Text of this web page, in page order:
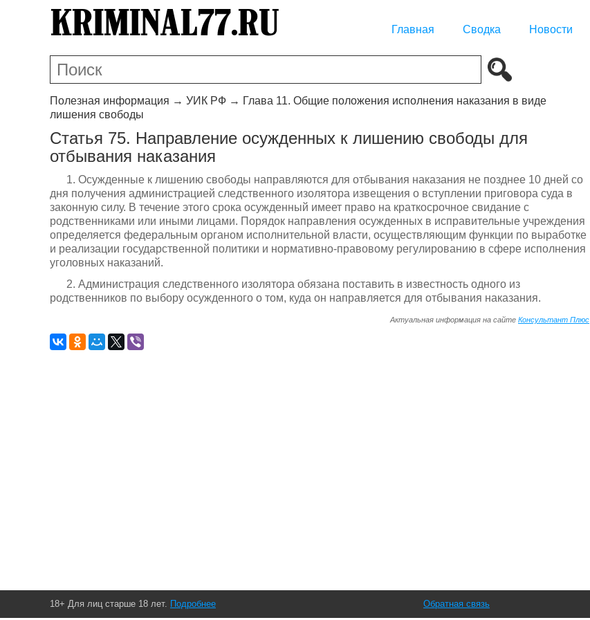
Главная Сводка Новости
Полезная информация → УИК РФ → Глава 11. Общие положения исполнения наказания в виде
лишения свободы
Статья 75. Направление осужденных к лишению свободы для
отбывания наказания
1. Осужденные к лишению свободы направляются для отбывания наказания не позднее 10 дней со
дня получения администрацией следственного изолятора извещения о вступлении приговора суда в
законную силу. В течение этого срока осужденный имеет право на краткосрочное свидание с
родственниками или иными лицами. Порядок направления осужденных в исправительные учреждения
определяется федеральным органом исполнительной власти, осуществляющим функции по выработке
и реализации государственной политики и нормативно-правовому регулированию в сфере исполнения
уголовных наказаний.
2. Администрация следственного изолятора обязана поставить в известность одного из
родственников по выбору осужденного о том, куда он направляется для отбывания наказания.
Актуальная информация на сайте Консультант Плюс
18+ Для лиц старше 18 лет. Подробнее Обратная связь